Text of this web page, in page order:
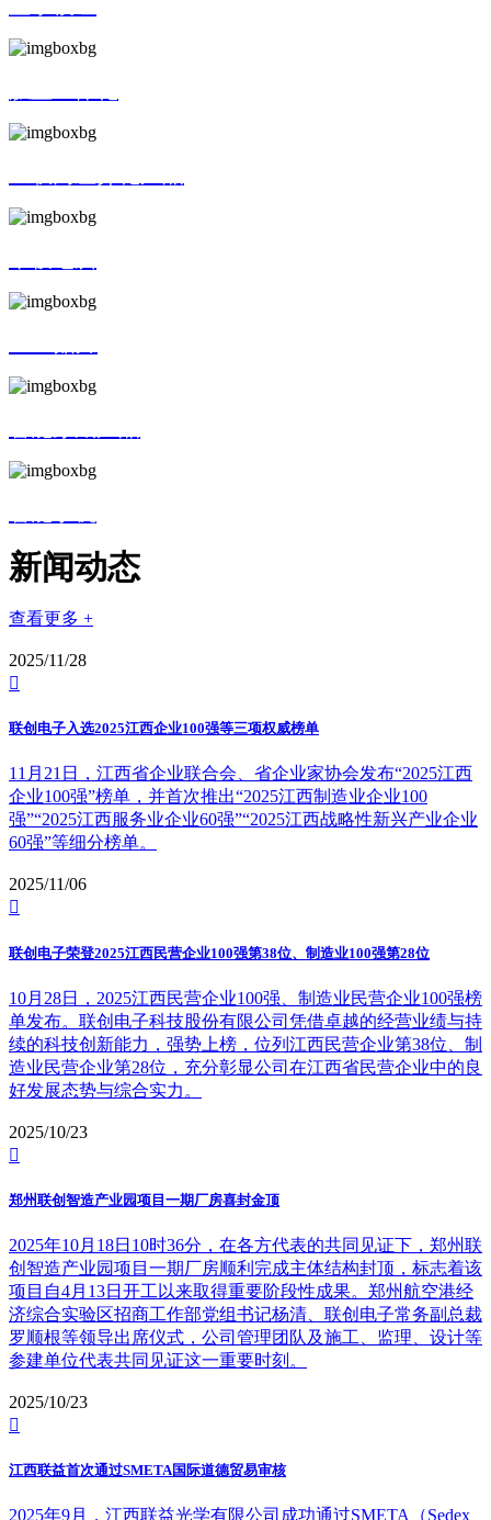
新闻动态
查看更多 +
2025/11/28

联创电子入选2025江西企业100强等三项权威榜单
11月21日，江西省企业联合会、省企业家协会发布“2025江西
企业100强”榜单，并首次推出“2025江西制造业企业100
强”“2025江西服务业企业60强”“2025江西战略性新兴产业企业
60强”等细分榜单。
2025/11/06

联创电子荣登2025江西民营企业100强第38位、制造业100强第28位
10月28日，2025江西民营企业100强、制造业民营企业100强榜
单发布。联创电子科技股份有限公司凭借卓越的经营业绩与持
续的科技创新能力，强势上榜，位列江西民营企业第38位、制
造业民营企业第28位，充分彰显公司在江西省民营企业中的良
好发展态势与综合实力。
2025/10/23

郑州联创智造产业园项目一期厂房喜封金顶
2025年10月18日10时36分，在各方代表的共同见证下，郑州联
创智造产业园项目一期厂房顺利完成主体结构封顶，标志着该
项目自4月13日开工以来取得重要阶段性成果。郑州航空港经
济综合实验区招商工作部党组书记杨清、联创电子常务副总裁
罗顺根等领导出席仪式，公司管理团队及施工、监理、设计等
参建单位代表共同见证这一重要时刻。
2025/10/23

江西联益首次通过SMETA国际道德贸易审核
2025年9月，江西联益光学有限公司成功通过SMETA（Sedex